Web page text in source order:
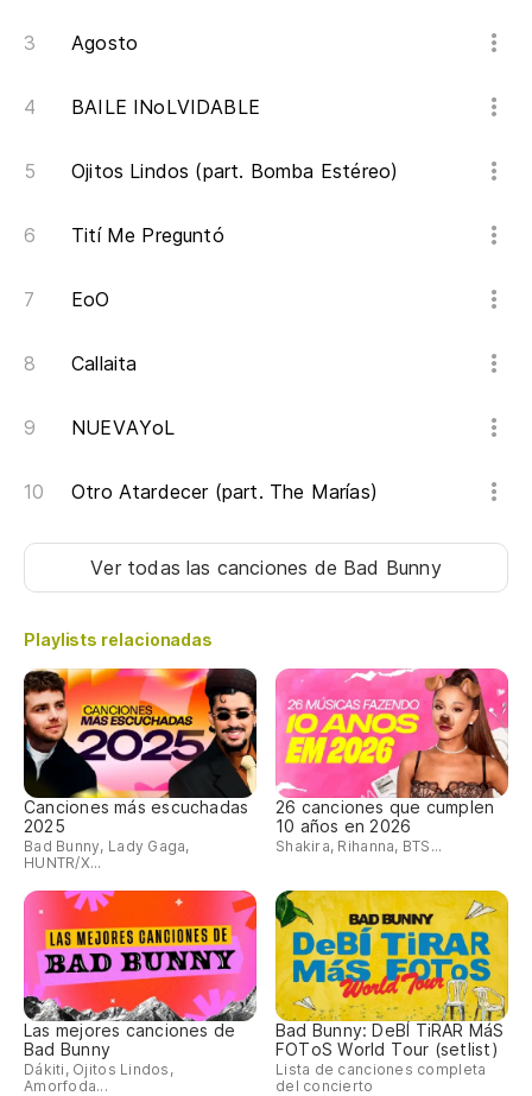
Agosto
BAILE INoLVIDABLE
Ojitos Lindos (part. Bomba Estéreo)
Tití Me Preguntó
EoO
Callaita
NUEVAYoL
Otro Atardecer (part. The Marías)
Ver todas las canciones de Bad Bunny
Playlists relacionadas
Canciones más escuchadas
2025
Bad Bunny, Lady Gaga,
HUNTR/X...
26 canciones que cumplen
10 años en 2026
Shakira, Rihanna, BTS...
Las mejores canciones de
Bad Bunny
Dákiti, Ojitos Lindos,
Amorfoda...
Bad Bunny: DeBÍ TiRAR MáS
FOToS World Tour (setlist)
Lista de canciones completa
del concierto